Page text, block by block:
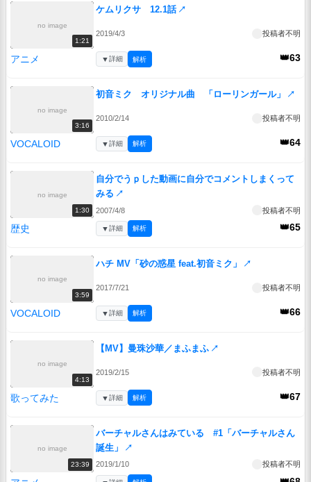
no image
1:21
ケムリクサ 12.1話 ↗
2019/4/3 投稿者不明
アニメ 👑63
▼詳細 解析
no image
3:16
初音ミク オリジナル曲 「ローリンガール」 ↗
2010/2/14 投稿者不明
VOCALOID 👑64
▼詳細 解析
no image
1:30
自分でうｐした動画に自分でコメントしまくって
みる ↗
2007/4/8 投稿者不明
歴史 👑65
▼詳細 解析
no image
3:59
ハチ MV「砂の惑星 feat.初音ミク」 ↗
2017/7/21 投稿者不明
VOCALOID 👑66
▼詳細 解析
no image
4:13
【MV】曼珠沙華／まふまふ ↗
2019/2/15 投稿者不明
歌ってみた 👑67
▼詳細 解析
no image
23:39
バーチャルさんはみている #1「バーチャルさん
誕生」
↗
2019/1/10 投稿者不明